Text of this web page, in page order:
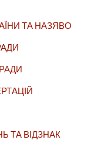
ТА НАЗЯВО
ТА ВІДЗНАК